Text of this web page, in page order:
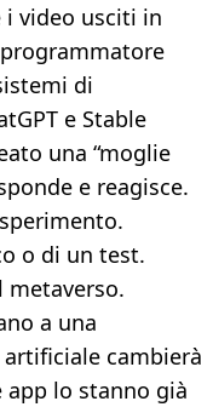
i video usciti in
di
e Stable
una “moglie
e reagisce.
o di un test.
a una
cambierà
app lo stanno già